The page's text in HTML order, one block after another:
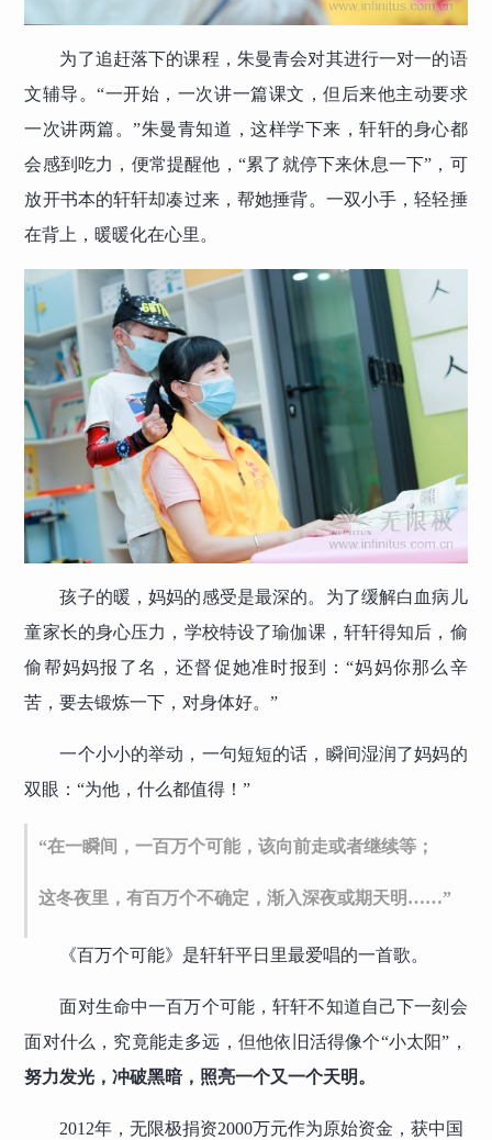
为了追赶落下的课程，朱曼青会对其进行一对一的语
文辅导。“一开始，一次讲一篇课文，但后来他主动要求
一次讲两篇。”朱曼青知道，这样学下来，轩轩的身心都
会感到吃力，便常提醒他，“累了就停下来休息一下”，可
放开书本的轩轩却凑过来，帮她捶背。一双小手，轻轻捶
在背上，暖暖化在心里。
孩子的暖，妈妈的感受是最深的。为了缓解白血病儿
童家长的身心压力，学校特设了瑜伽课，轩轩得知后，偷
偷帮妈妈报了名，还督促她准时报到：“妈妈你那么辛
苦，要去锻炼一下，对身体好。”
一个小小的举动，一句短短的话，瞬间湿润了妈妈的
双眼：“为他，什么都值得！”
“在一瞬间，一百万个可能，该向前走或者继续等；
这冬夜里，有百万个不确定，渐入深夜或期天明……”
《百万个可能》是轩轩平日里最爱唱的一首歌。
面对生命中一百万个可能，轩轩不知道自己下一刻会
面对什么，究竟能走多远，但他依旧活得像个“小太阳”，
努力发光，冲破黑暗，照亮一个又一个天明。
2012年，无限极捐资2000万元作为原始资金，获中国